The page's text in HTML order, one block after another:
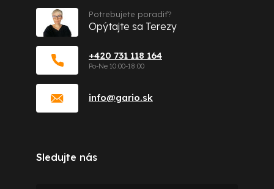
info@gario.sk
+420 731 118 164
Potrebujete poradiť?
Opýtajte sa Terezy
Sledujte nás